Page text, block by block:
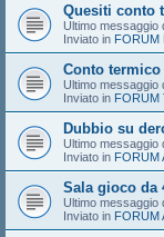
Quesiti conto
Ultimo messaggio
Inviato in FORUM
Conto
Ultimo messaggio
Inviato in FORUM
Dubbio su
Ultimo messaggio
Inviato in FORUM
Sala gioco da
Ultimo messaggio
Inviato in FORUM